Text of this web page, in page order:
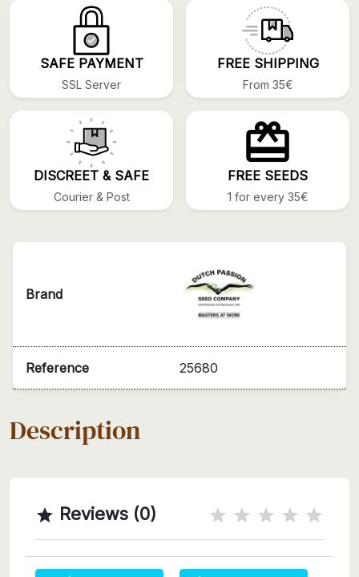
SAFE PAYMENT
SSL Server
FREE SHIPPING
From 35€
DISCREET & SAFE
Courier & Post
FREE SEEDS
1 for every 35€
Brand
Reference 25680
Description
 Reviews (0)